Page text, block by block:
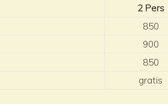
2 Pers
850
900
850
gratis